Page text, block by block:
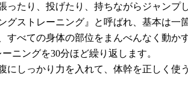
ったり、投げたり、持ちながらジャンプ
グストレーニング』と呼ばれ、基本は
すべての身体の部位をまんべんなく動
ニングを30分ほど繰り返します。
にしっかり力を入れて、体幹を正しく